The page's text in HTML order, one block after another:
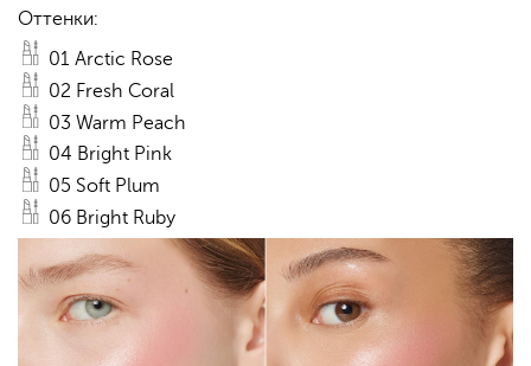
Оттенки:
01 Arctic Rose
02 Fresh Coral
03 Warm Peach
04 Bright Pink
05 Soft Plum
06 Bright Ruby